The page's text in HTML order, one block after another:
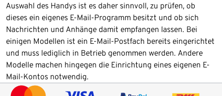
Auswahl des Handys ist es daher sinnvoll, zu prüfen, ob
dieses ein eigenes E-Mail-Programm besitzt und ob sich
Nachrichten und Anhänge damit empfangen lassen. Bei
einigen Modellen ist ein E-Mail-Postfach bereits eingerichtet
und muss lediglich in Betrieb genommen werden. Andere
Modelle machen hingegen die Einrichtung eines eigenen E-
Mail-Kontos notwendig.